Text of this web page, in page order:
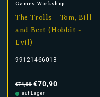
Anbieter:
Games Workshop
The Trolls - Tom, Bill
and Bert (Hobbit -
Evil)
99121466013
Preis
€74,00 €70,90
auf Lager